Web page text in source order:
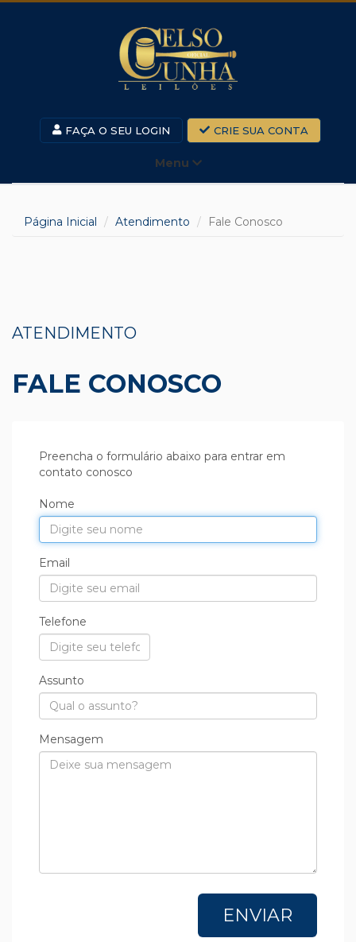
FAÇA O SEU LOGIN CRIE SUA CONTA
Menu
Página Inicial Atendimento Fale Conosco
ATENDIMENTO
FALE CONOSCO
Preencha o formulário abaixo para entrar em
contato conosco
Nome
Email
Telefone
Assunto
Mensagem
ENVIAR